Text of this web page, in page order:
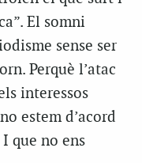
El somni
sense ser
Perquè l’atac
interessos
estem d’acord
I que no ens